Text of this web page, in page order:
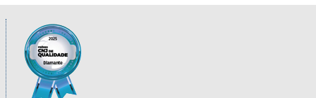
Informações úteis sobre os órgãos da 2ª
Imagem